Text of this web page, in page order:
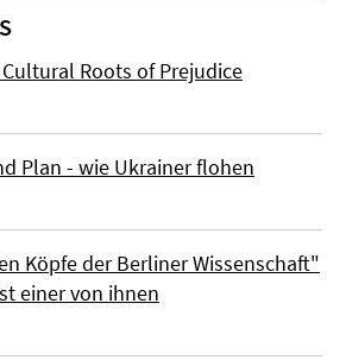
Roots of Prejudice
Plan - wie Ukrainer flohen
Köpfe der Berliner Wissenschaft"
einer von ihnen